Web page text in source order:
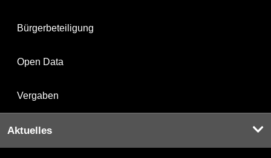
Bürgerbeteiligung
Open Data
Vergaben
Aktuelles